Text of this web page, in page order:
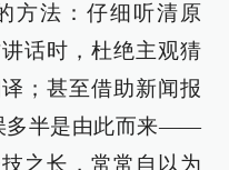
方法：仔细听清原
话时，杜绝主观猜
；甚至借助新闻报
多半是由此而来——
之长，常常自以为